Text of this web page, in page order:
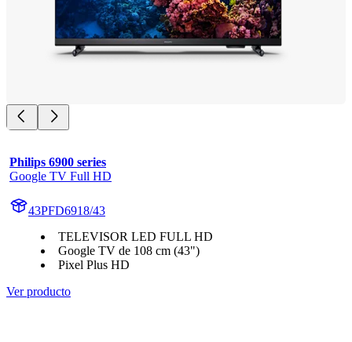
Philips 6900 series
Google TV Full HD
43PFD6918/43
TELEVISOR LED FULL HD
Google TV de 108 cm (43")
Pixel Plus HD
Ver producto